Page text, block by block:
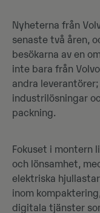
Nyheterna från
senaste två åren,
besökarna av en
inte bara från
andra
industrilösningar
packning.
Fokuset i
och lönsamhet,
elektriska
inom
digitala tjänster